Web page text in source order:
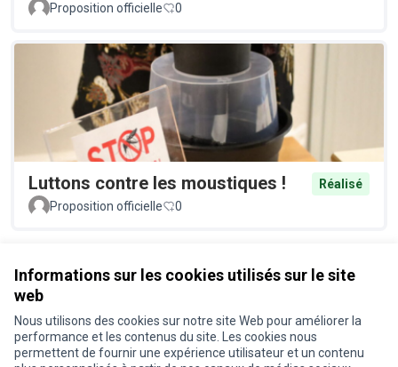
Informations sur les cookies utilisés sur le site
web
Nous utilisons des cookies sur notre site Web pour améliorer la
performance et les contenus du site. Les cookies nous
permettent de fournir une expérience utilisateur et un contenu
Proposition officielle
0
Luttons contre les moustiques !
Réalisé
Proposition officielle
0
Conditions d'utilisation
Paramètres des cookies
Je participe ! sur X
Je participe ! sur Facebook
Je participe ! sur Instagram